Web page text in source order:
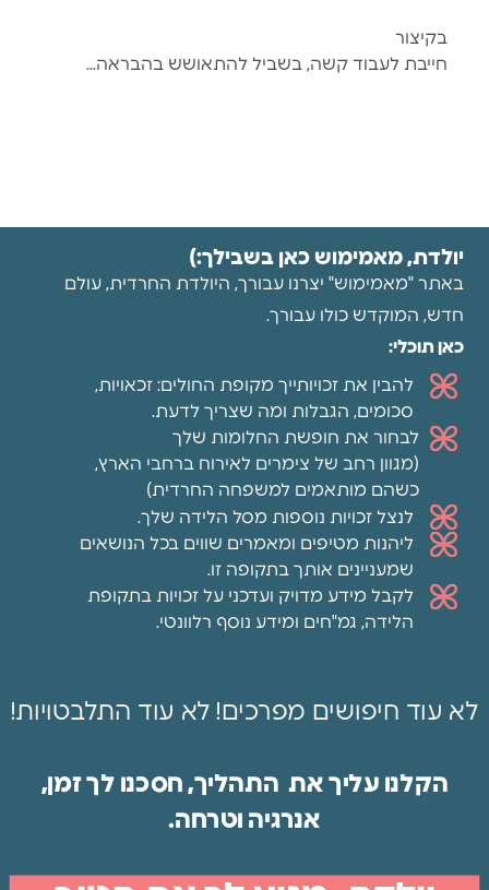
סימפיזיוליזיס!
מה
אילה
מאסטר
בניו
בורן,
לך
סדר.
בקיצור
חייבת לעבוד קשה, בשביל להתאושש בהבראה…
יולדת, מאמימוש כאן בשבילך:)
באתר "מאמימוש" יצרנו עבורך, היולדת החרדית, עולם
חדש, המוקדש כולו עבורך.
כאן תוכלי:
להבין את זכויותייך מקופת החולים: זכאויות,
סכומים, הגבלות ומה שצריך לדעת.
לבחור את חופשת החלומות שלך
(מגוון רחב של צימרים לאירוח ברחבי הארץ,
כשהם מותאמים למשפחה החרדית)
לנצל זכויות נוספות מסל הלידה שלך.
ליהנות מטיפים ומאמרים שווים בכל הנושאים
שמעניינים אותך בתקופה זו.
לקבל מידע מדויק ועדכני על זכויות בתקופת
הלידה, גמ"חים ומידע נוסף רלוונטי.
לא עוד חיפושים מפרכים! לא עוד התלבטויות!
הקלנו עליך את התהליך, חסכנו לך זמן,
אנרגיה וטרחה.